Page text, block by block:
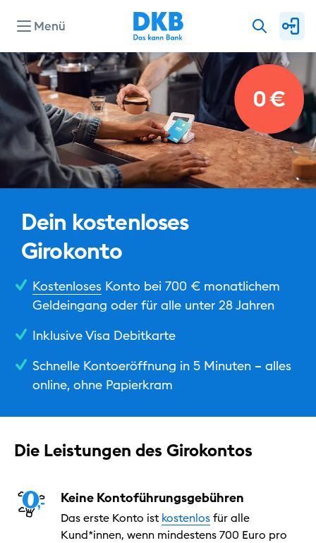
Menü
Dein kostenloses
Girokonto
Kostenloses Konto bei 700 € monatlichem
Geldeingang oder für alle unter 28 Jahren
Inklusive Visa Debitkarte
Schnelle Kontoeröffnung in 5 Minuten – alles
online, ohne Papierkram
Die Leistungen des Girokontos
Keine Kontoführungsgebühren
Das erste Konto ist kostenlos für alle
Kund*innen, wenn mindestens 700 Euro pro